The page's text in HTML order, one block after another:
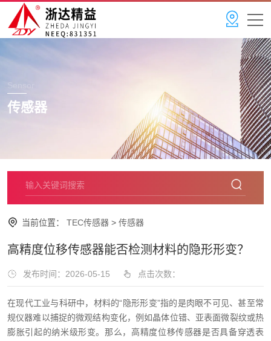
Sensor
传感器
当前位置： TEC传感器 > 传感器
高精度位移传感器能否检测材料的隐形形变？
发布时间：2026-05-15 点击次数：
在现代工业与科研中，材料的“隐形形变”指的是肉眼不可见、甚至常
规仪器难以捕捉的微观结构变化，例如晶体位错、亚表面微裂纹或热
膨胀引起的纳米级形变。那么，高精度位移传感器是否具备穿透表